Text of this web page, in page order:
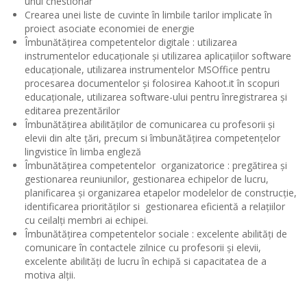
Crearea unei liste de cuvinte în limbile tarilor implicate în
proiect asociate economiei de energie
Îmbunătățirea competentelor digitale : utilizarea
instrumentelor educaționale și utilizarea aplicațiilor software
educaționale, utilizarea instrumentelor MSOffice pentru
procesarea documentelor și folosirea Kahoot.it în scopuri
educaționale, utilizarea software-ului pentru înregistrarea și
editarea prezentărilor
Îmbunătățirea abilităților de comunicarea cu profesorii și
elevii din alte țări, precum si îmbunătățirea competențelor
lingvistice în limba engleză
Îmbunătățirea competentelor organizatorice : pregătirea și
gestionarea reuniunilor, gestionarea echipelor de lucru,
planificarea și organizarea etapelor modelelor de construcție,
identificarea priorităților si gestionarea eficientă a relațiilor
cu ceilalți membri ai echipei.
Îmbunătățirea competentelor sociale : excelente abilități de
comunicare în contactele zilnice cu profesorii și elevii,
excelente abilități de lucru în echipă si capacitatea de a
motiva alții.